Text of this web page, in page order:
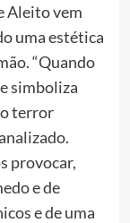
Aleito vem
uma estética
“Quando
simboliza
terror
provocar,
e de
e de uma